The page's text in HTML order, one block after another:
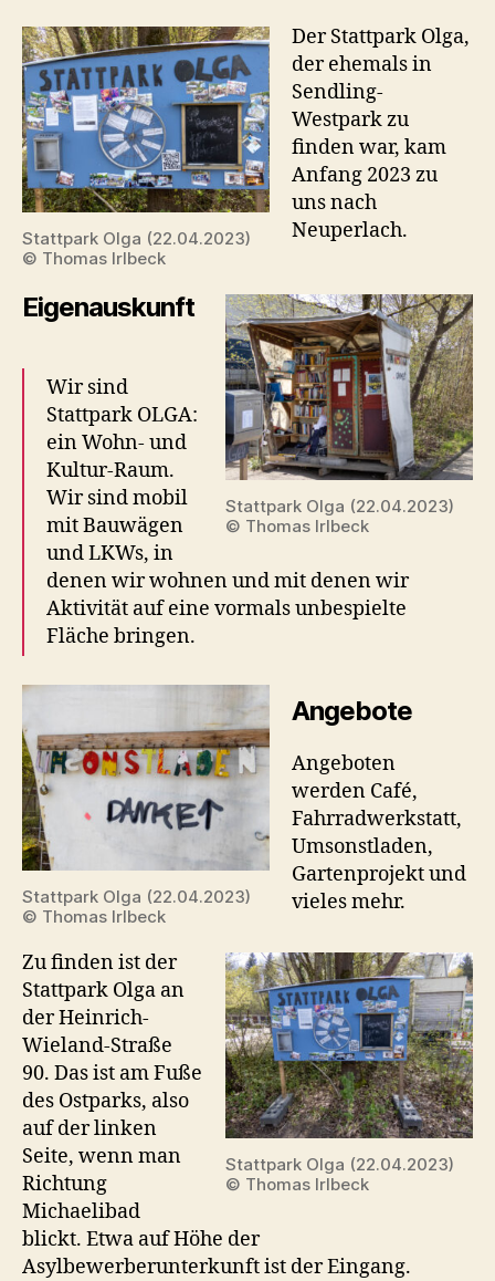
Stattpark Olga (22.04.2023)
© Thomas Irlbeck
Stattpark Olga (22.04.2023)
© Thomas Irlbeck
Der Stattpark Olga,
der ehemals in
Sendling-
Westpark zu
finden war, kam
Anfang 2023 zu
uns nach
Neuperlach.
Eigenauskunft
Wir sind
Stattpark OLGA:
ein Wohn- und
Kultur-Raum.
Wir sind mobil
mit Bauwägen
und LKWs, in
denen wir wohnen und mit denen wir
Aktivität auf eine vormals unbespielte
Fläche bringen.
Stattpark Olga (22.04.2023)
© Thomas Irlbeck
Stattpark Olga (22.04.2023)
© Thomas Irlbeck
Angebote
Angeboten
werden Café,
Fahrradwerkstatt,
Umsonstladen,
Gartenprojekt und
vieles mehr.
Zu finden ist der
Stattpark Olga an
der Heinrich-
Wieland-Straße
90. Das ist am Fuße
des Ostparks, also
auf der linken
Seite, wenn man
Richtung
Michaelibad
blickt. Etwa auf Höhe der
Asylbewerberunterkunft ist der Eingang.